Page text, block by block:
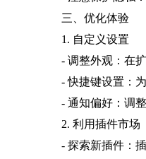
三、优化体验
1. 自定义设置
- 调整外观：在
- 快捷键设置：
- 通知偏好：调
2. 利用插件市场
- 探索新插件：